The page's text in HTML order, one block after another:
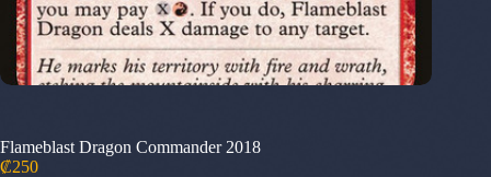
Flameblast Dragon Commander 2018
₡250